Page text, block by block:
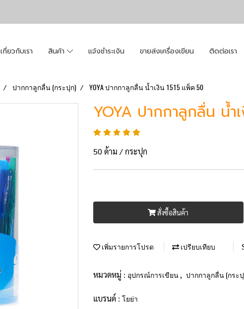
เกี่ยวกับเรา สินค้า แจ้งชำระเงิน ขายส่งเครื่องเขียน ติดต่อเรา
ปากกาลูกลื่น (กระปุก) YOYA ปากกาลูกลื่น น้ำเงิน 1515 แพ็ค 50
YOYA ปากกาลูกลื่น น้ำ
50 ด้าม / กระปุก
สั่งซื้อสินค้า
เพิ่มรายการโปรด เปรียบเทียบ
หมวดหมู่ : อุปกรณ์การเขียน , ปากกาลูกลื่น (กระ
แบรนด์ : โยย่า